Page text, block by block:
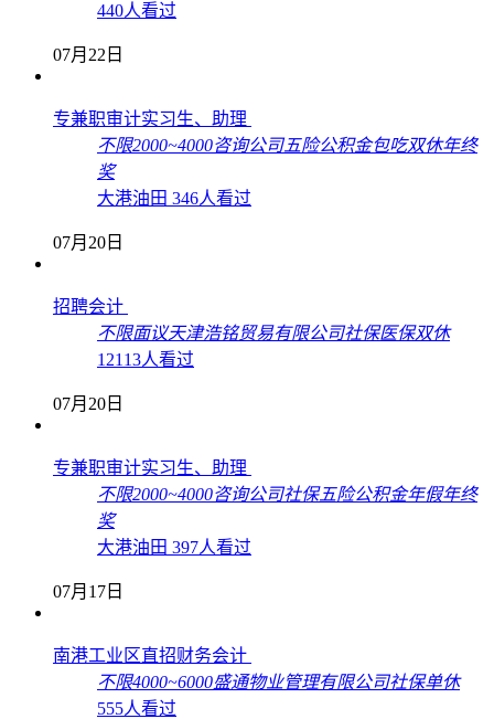
440人看过
07月22日
专兼职审计实习生、助理
不限2000~4000咨询公司五险公积金包吃双休年终
奖
大港油田 346人看过
07月20日
招聘会计
不限面议天津浩铭贸易有限公司社保医保双休
12113人看过
07月20日
专兼职审计实习生、助理
不限2000~4000咨询公司社保五险公积金年假年终
奖
大港油田 397人看过
07月17日
南港工业区直招财务会计
不限4000~6000盛通物业管理有限公司社保单休
555人看过